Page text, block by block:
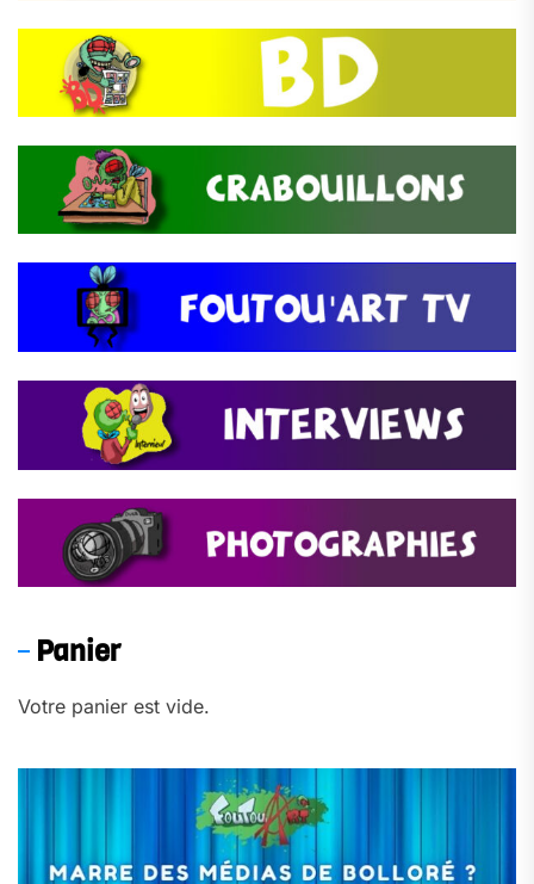
Panier
Votre panier est vide.